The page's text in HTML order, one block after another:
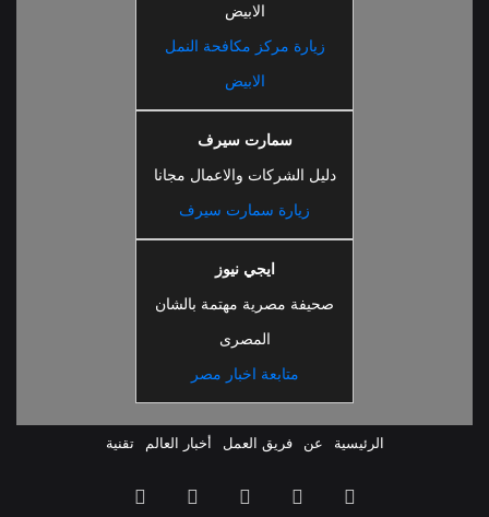
الابيض
زيارة مركز مكافحة النمل
الابيض
سمارت سيرف
دليل الشركات والاعمال مجانا
زيارة سمارت سيرف
ايجي نيوز
صحيفة مصرية مهتمة بالشان
المصرى
متابعة اخبار مصر
الرئيسية عن فريق العمل أخبار العالم تقنية
ملخص فيسبوك ‫YouTube